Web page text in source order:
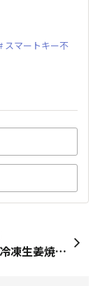
スマートキー不
業スーの冷凍生姜焼き～